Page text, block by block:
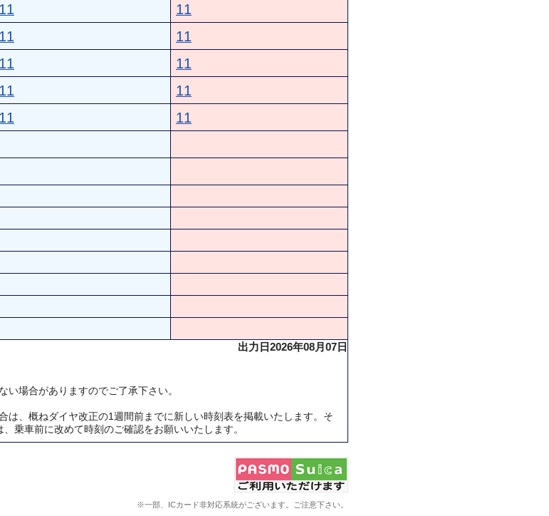
11 11
11 11
11 11
11 11
11 11
出力日2026年08月07日
場合がありますのでご了承下さい。
は、概ねダイヤ改正の1週間前までに新しい時刻表を掲載いたします。そ
乗車前に改めて時刻のご確認をお願いいたします。
※一部、ICカード非対応系統がございます。ご注意下さい。